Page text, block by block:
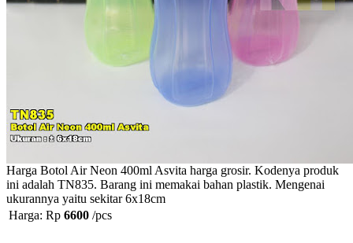
Harga Botol Air Neon 400ml Asvita harga grosir. Kodenya produk
ini adalah TN835. Barang ini memakai bahan plastik. Mengenai
ukurannya yaitu sekitar 6x18cm
Harga: Rp 6600 /pcs